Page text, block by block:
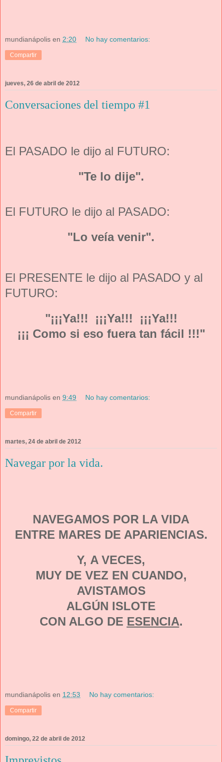
mundianápolis en 2:20 No hay comentarios:
Compartir
jueves, 26 de abril de 2012
Conversaciones del tiempo #1
El PASADO le dijo al FUTURO:
"Te lo dije".
El FUTURO le dijo al PASADO:
"Lo veía venir".
El PRESENTE le dijo al PASADO y al
FUTURO:
"¡¡¡Ya!!! ¡¡¡Ya!!! ¡¡¡Ya!!!
¡¡¡ Como si eso fuera tan fácil !!!"
mundianápolis en 9:49 No hay comentarios:
Compartir
martes, 24 de abril de 2012
Navegar por la vida.
NAVEGAMOS POR LA VIDA
ENTRE MARES DE APARIENCIAS.
Y, A VECES,
MUY DE VEZ EN CUANDO,
AVISTAMOS
ALGÚN ISLOTE
CON ALGO DE ESENCIA.
mundianápolis en 12:53 No hay comentarios:
Compartir
domingo, 22 de abril de 2012